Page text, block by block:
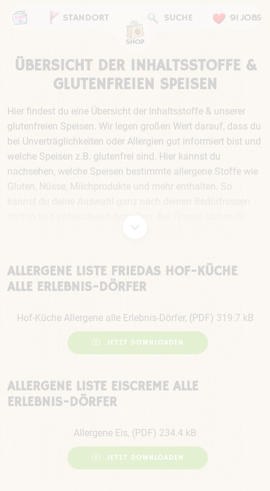
STANDORT SUCHE 91 JOBS
ÜBERSICHT DER INHALTSSTOFFE &
GLUTENFREIEN SPEISEN
Hier findest du eine Übersicht der Inhaltsstoffe & unserer
glutenfreien Speisen. Wir legen großen Wert darauf, dass du
bei Unverträglichkeiten oder Allergien gut informiert bist und
welche Speisen z.B. glutenfrei sind. Hier kannst du
nachsehen, welche Speisen bestimmte allergene Stoffe wie
Gluten, Nüsse, Milchprodukte und mehr enthalten. So
unsere Mitarbeiter vor Ort gerne zur Verfügung.
ALLERGENE LISTE FRIEDAS HOF-KÜCHE
ALLE ERLEBNIS-DÖRFER
Hof-Küche Allergene alle Erlebnis-Dörfer, (PDF) 319.7 kB
JETZT DOWNLOADEN
ALLERGENE LISTE EISCREME ALLE
ERLEBNIS-DÖRFER
Allergene Eis, (PDF) 234.4 kB
JETZT DOWNLOADEN